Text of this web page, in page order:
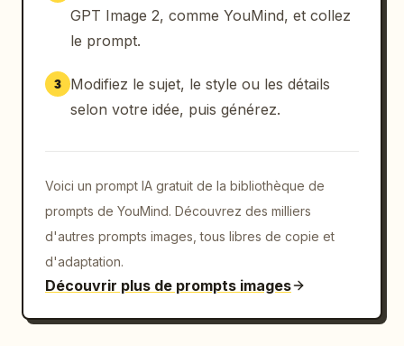
GPT Image 2, comme YouMind, et collez
le prompt.
3
Modifiez le sujet, le style ou les détails
selon votre idée, puis générez.
Voici un prompt IA gratuit de la bibliothèque de
prompts de YouMind. Découvrez des milliers
d'autres prompts images, tous libres de copie et
d'adaptation.
Découvrir plus de prompts images